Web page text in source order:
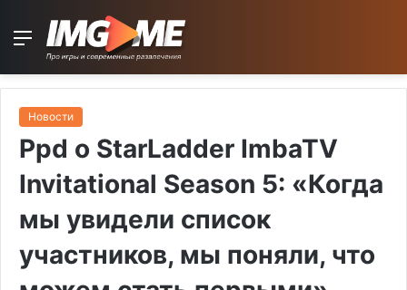
Menu
Новости
Ppd о StarLadder ImbaTV
Invitational Season 5: «Когда
мы увидели список
участников, мы поняли, что